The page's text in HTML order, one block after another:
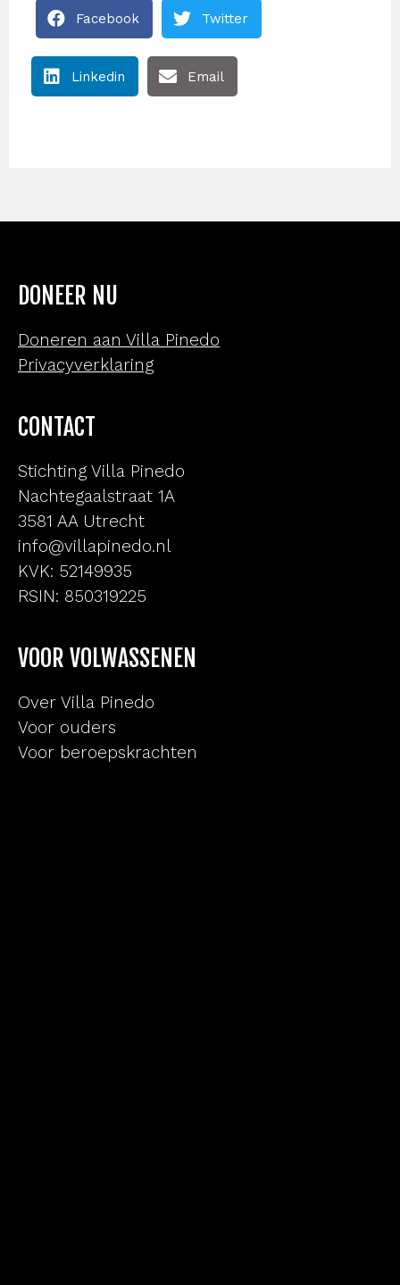
Facebook Twitter
Linkedin Email
DONEER NU
Doneren aan Villa Pinedo
Privacyverklaring
CONTACT
Stichting Villa Pinedo
Nachtegaalstraat 1A
3581 AA Utrecht
info@villapinedo.nl
KVK: 52149935
RSIN: 850319225
VOOR VOLWASSENEN
Over Villa Pinedo
Voor ouders
Voor beroepskrachten